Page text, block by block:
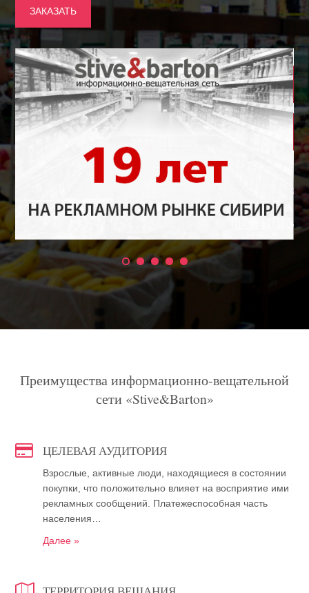
ЗАКАЗАТЬ
Преимущества информационно-вещательной
сети «Stive&Barton»
ЦЕЛЕВАЯ АУДИТОРИЯ
Взрослые, активные люди, находящиеся в состоянии
покупки, что положительно влияет на восприятие ими
рекламных сообщений. Платежеспособная часть
населения…
Далее »